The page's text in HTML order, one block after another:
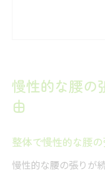
腰の鈍痛
常に腰が
る理由
腰の鈍痛と姿
慢性的な腰の
由
整体で慢性的な腰
慢性的な腰の張りが